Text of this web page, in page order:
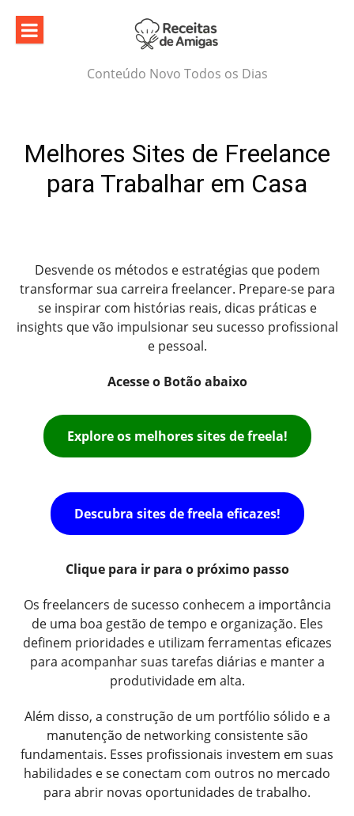
content
Conteúdo Novo Todos os Dias
Melhores Sites de Freelance
para Trabalhar em Casa
Desvende os métodos e estratégias que podem
transformar sua carreira freelancer. Prepare-se para
se inspirar com histórias reais, dicas práticas e
insights que vão impulsionar seu sucesso profissional
e pessoal.
Acesse o Botão abaixo
Explore os melhores sites de freela!
Descubra sites de freela eficazes!
Clique para ir para o próximo passo
Os freelancers de sucesso conhecem a importância
de uma boa gestão de tempo e organização. Eles
definem prioridades e utilizam ferramentas eficazes
para acompanhar suas tarefas diárias e manter a
produtividade em alta.
Além disso, a construção de um portfólio sólido e a
manutenção de networking consistente são
fundamentais. Esses profissionais investem em suas
habilidades e se conectam com outros no mercado
para abrir novas oportunidades de trabalho.